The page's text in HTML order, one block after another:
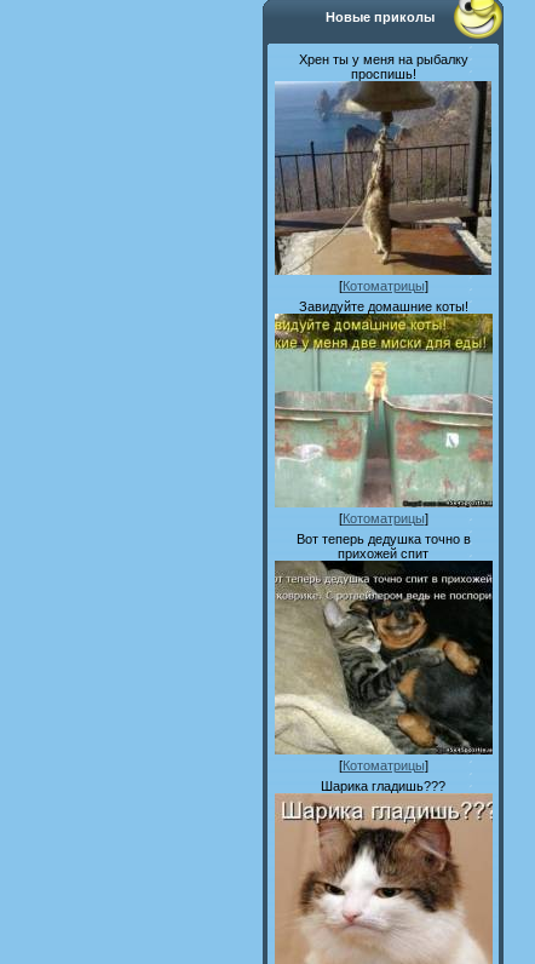
Новые приколы
Хрен ты у меня на рыбалку
проспишь!
[Котоматрицы]
Завидуйте домашние коты!
[Котоматрицы]
Вот теперь дедушка точно в
прихожей спит
[Котоматрицы]
Шарика гладишь???